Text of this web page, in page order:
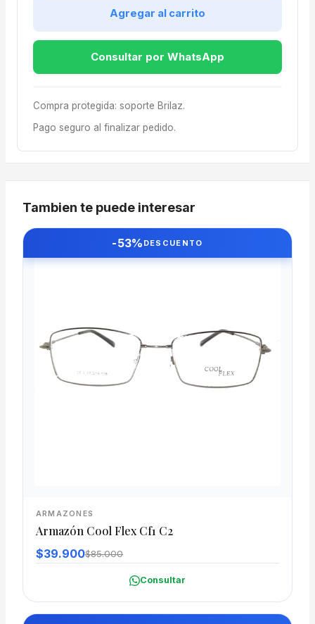
Agregar al carrito
Consultar por WhatsApp
Compra protegida: soporte Brilaz.
Pago seguro al finalizar pedido.
Tambien te puede interesar
-53% DESCUENTO
ARMAZONES
Armazón Cool Flex Cf1 C2
$39.900$85.000
Consultar